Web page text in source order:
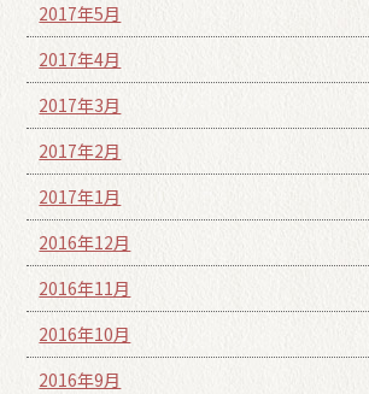
2017年5月
2017年4月
2017年3月
2017年2月
2017年1月
2016年12月
2016年11月
2016年10月
2016年9月